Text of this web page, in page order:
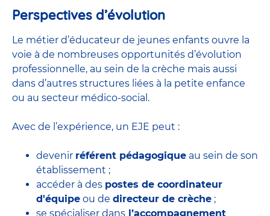
Perspectives d’évolution
Le métier d’éducateur de jeunes enfants ouvre la
voie à de nombreuses opportunités d’évolution
professionnelle, au sein de la crèche mais aussi
dans d’autres structures liées à la petite enfance
ou au secteur médico-social.
Avec de l’expérience, un EJE peut :
devenir référent pédagogique au sein de son
établissement ;
accéder à des postes de coordinateur
d'équipe ou de directeur de crèche ;
se spécialiser dans l’accompagnement